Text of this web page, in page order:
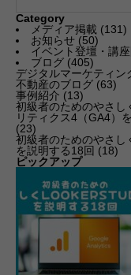
Category
メディア掲載 (131)
お知らせ (50)
イベント登壇・講
ブログ (405)
デジタルマーケティン
不動産のブログ (63)
事例紹介 (13)
初級者のためのやさし
リティクス4（GA4）
(23)
初級者のためのやさし
を説明する18回 (18)
ピックアップ